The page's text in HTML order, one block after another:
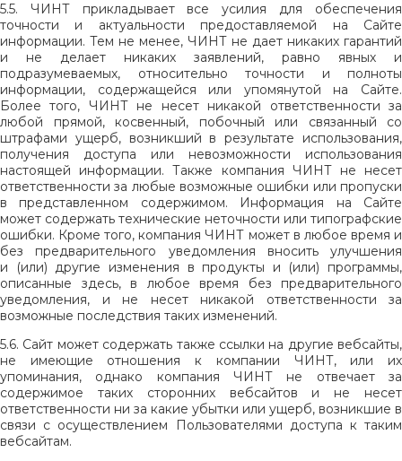
5.5. ЧИНТ прикладывает все усилия для обеспечения
точности и актуальности предоставляемой на Сайте
информации. Тем не менее, ЧИНТ не дает никаких гарантий
и не делает никаких заявлений, равно явных и
подразумеваемых, относительно точности и полноты
информации, содержащейся или упомянутой на Сайте.
Более того, ЧИНТ не несет никакой ответственности за
любой прямой, косвенный, побочный или связанный со
штрафами ущерб, возникший в результате использования,
получения доступа или невозможности использования
настоящей информации. Также компания ЧИНТ не несет
ответственности за любые возможные ошибки или пропуски
в представленном содержимом. Информация на Сайте
может содержать технические неточности или типографские
ошибки. Кроме того, компания ЧИНТ может в любое время и
без предварительного уведомления вносить улучшения
и (или) другие изменения в продукты и (или) программы,
описанные здесь, в любое время без предварительного
уведомления, и не несет никакой ответственности за
возможные последствия таких изменений.
5.6. Сайт может содержать также ссылки на другие вебсайты,
не имеющие отношения к компании ЧИНТ, или их
упоминания, однако компания ЧИНТ не отвечает за
содержимое таких сторонних вебсайтов и не несет
ответственности ни за какие убытки или ущерб, возникшие в
связи с осуществлением Пользователями доступа к таким
вебсайтам.